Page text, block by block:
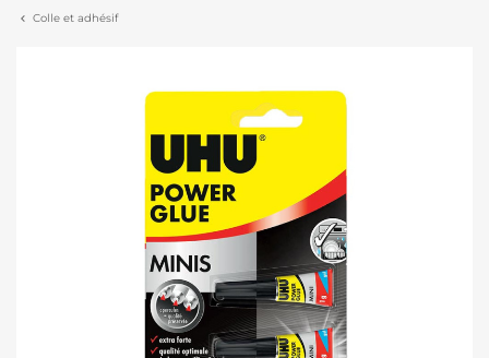
Colle et adhésif